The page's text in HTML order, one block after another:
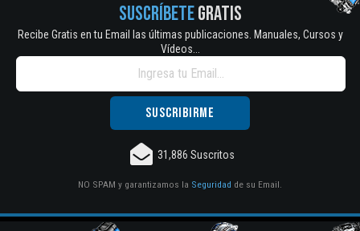
SUSCRÍBETEGRATIS
Recibe Gratis en tu Email las últimas publicaciones. Manuales, Cursos y
Vídeos...
31,886 Suscritos
NO SPAM y garantizamos la Seguridad de su Email.